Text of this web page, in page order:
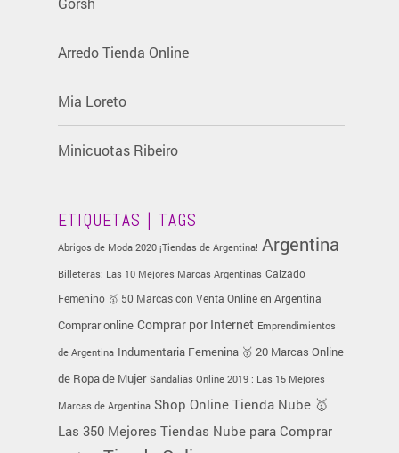
Arredo Tienda Online
Mia Loreto
Minicuotas Ribeiro
ETIQUETAS | TAGS
Abrigos de Moda 2020 ¡Tiendas de Argentina! Argentina
Billeteras: Las 10 Mejores Marcas Argentinas Calzado
Femenino 🥇 50 Marcas con Venta Online en Argentina
Comprar online Comprar por Internet Emprendimientos
de Argentina Indumentaria Femenina 🥇 20 Marcas Online
de Ropa de Mujer Sandalias Online 2019 : Las 15 Mejores
Marcas de Argentina Shop Online Tienda Nube 🥇
Las 350 Mejores Tiendas Nube para Comprar